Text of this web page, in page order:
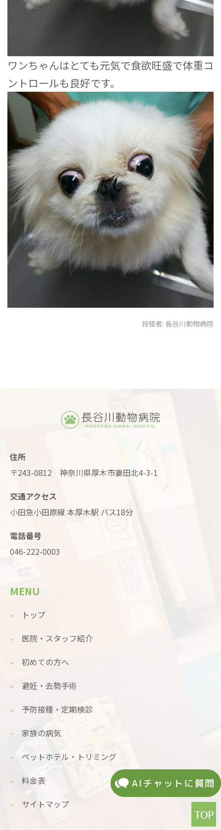
ワンちゃんはとても元気で食欲旺盛で体重コ
ントロールも良好です。
投稿者: 長谷川動物病院
住所
〒243-0812 神奈川県厚木市妻田北4-3-1
交通アクセス
小田急小田原線 本厚木駅 バス18分
電話番号
046-222-0003
MENU
トップ
医院・スタッフ紹介
初めての方へ
避妊・去勢手術
予防接種・定期検診
家族の病気
ペットホテル・トリミング
料金表
サイトマップ